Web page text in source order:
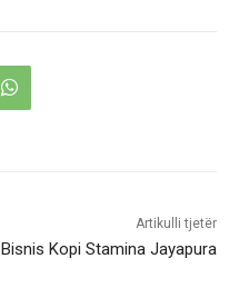
Artikulli tjetër
Bisnis Kopi Stamina Jayapura